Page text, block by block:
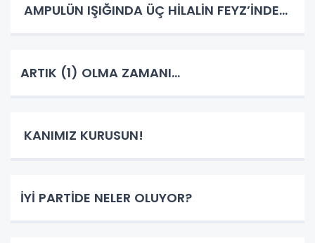
AMPULÜN IŞIĞINDA ÜÇ HİLALİN FEYZ’İNDE…
ARTIK (1) OLMA ZAMANI…
KANIMIZ KURUSUN!
İYİ PARTİDE NELER OLUYOR?